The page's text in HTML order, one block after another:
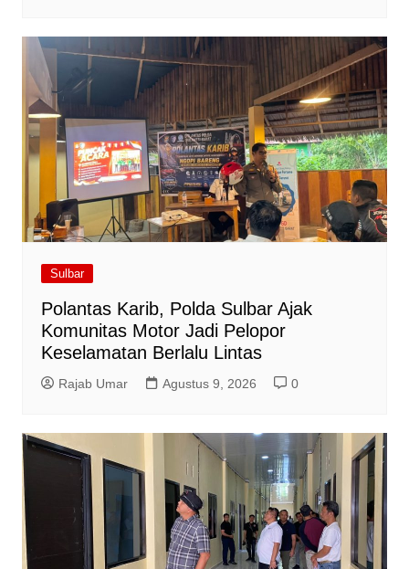
Sulbar
Polantas Karib, Polda Sulbar Ajak
Komunitas Motor Jadi Pelopor
Keselamatan Berlalu Lintas
Rajab Umar Agustus 9, 2026 0